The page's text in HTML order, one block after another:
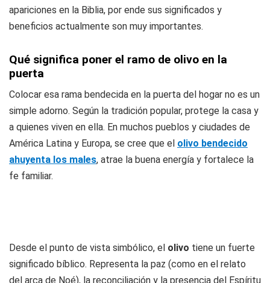
apariciones en la Biblia, por ende sus significados y
beneficios actualmente son muy importantes.
Qué significa poner el ramo de olivo en la
puerta
Colocar esa rama bendecida en la puerta del hogar no es un
simple adorno. Según la tradición popular, protege la casa y
a quienes viven en ella. En muchos pueblos y ciudades de
América Latina y Europa, se cree que el olivo bendecido
ahuyenta los males, atrae la buena energía y fortalece la
fe familiar.
Desde el punto de vista simbólico, el olivo tiene un fuerte
significado bíblico. Representa la paz (como en el relato
del arca de Noé), la reconciliación y la presencia del Espíritu